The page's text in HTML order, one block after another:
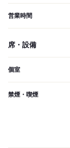
営業時間
席・設備
個室
禁煙・喫煙